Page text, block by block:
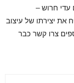
חרוש –
את יצירתו של עיצוב
צרו קשר כבר